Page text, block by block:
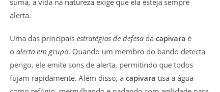
suma, a vida na natureza exige que ela esteja sempre
alerta.
Uma das principais estratégias de defesa da capivara é
o alerta em grupo. Quando um membro do bando detecta
perigo, ele emite sons de alerta, permitindo que todos
fujam rapidamente. Além disso, a capivara usa a água